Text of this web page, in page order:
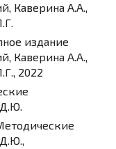
Каверина А.А.,
издание
Каверина А.А.,
2022